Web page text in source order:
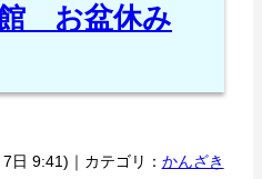
お盆休み
日 9:41)｜カテゴリ： かんざき